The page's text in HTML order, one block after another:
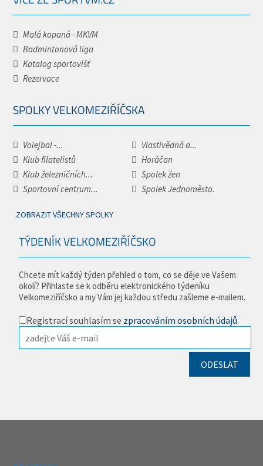
Malá kopaná - MKVM
Badmintonová liga
Katalog sportovišť
Rezervace
SPOLKY VELKOMEZIŘÍČSKA
Volejbal -...
Vlastivědná a...
Klub filatelistů
Horáčan
Klub železničních...
Spolek žen
Sportovní centrum...
Spolek Jednoměsto.
ZOBRAZIT VŠECHNY SPOLKY
TÝDENÍK VELKOMEZIŘÍČSKO
Chcete mít každý týden přehled o tom, co se děje ve Vašem
okolí? Přihlaste se k odběru elektronického týdeníku
Velkomeziříčsko a my Vám jej každou středu zašleme e-mailem.
Registrací souhlasím se zpracováním osobních údajů.